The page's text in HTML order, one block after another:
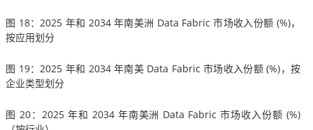
图 18：2025 年和 2034 年南美洲 Data Fabric 市场收入份额 (%)，
按应用划分
图 19：2025 年和 2034 年南美 Data Fabric 市场收入份额 (%)，按
企业类型划分
图 20：2025 年和 2034 年南美洲 Data Fabric 市场收入份额 (%)